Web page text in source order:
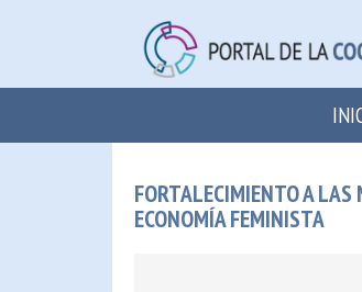
FORTALECIMIENTO A LAS
ECONOMÍA FEMINISTA